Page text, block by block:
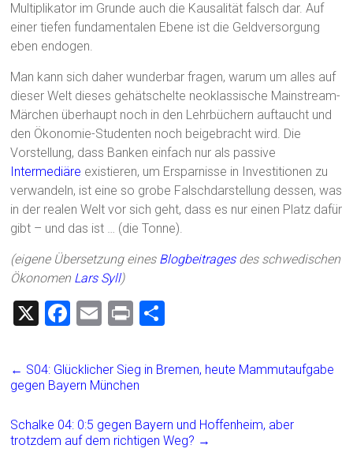
Multiplikator im Grunde auch die Kausalität falsch dar. Auf
einer tiefen fundamentalen Ebene ist die Geldversorgung
eben endogen.
Man kann sich daher wunderbar fragen, warum um alles auf
dieser Welt dieses gehätschelte neoklassische Mainstream-
Märchen überhaupt noch in den Lehrbüchern auftaucht und
den Ökonomie-Studenten noch beigebracht wird. Die
Vorstellung, dass Banken einfach nur als passive
Intermediäre existieren, um Ersparnisse in Investitionen zu
verwandeln, ist eine so grobe Falschdarstellung dessen, was
in der realen Welt vor sich geht, dass es nur einen Platz dafür
gibt – und das ist … (die Tonne).
(eigene Übersetzung eines Blogbeitragesdes schwedischen
Ökonomen Lars Syll)
X
F
ce
b
o
ok
E
ai
l
Pr
t
e
← S04: Glücklicher Sieg in Bremen, heute Mammutaufgabe
gegen Bayern München
Schalke 04: 0:5 gegen Bayern und Hoffenheim, aber
trotzdem auf dem richtigen Weg? →